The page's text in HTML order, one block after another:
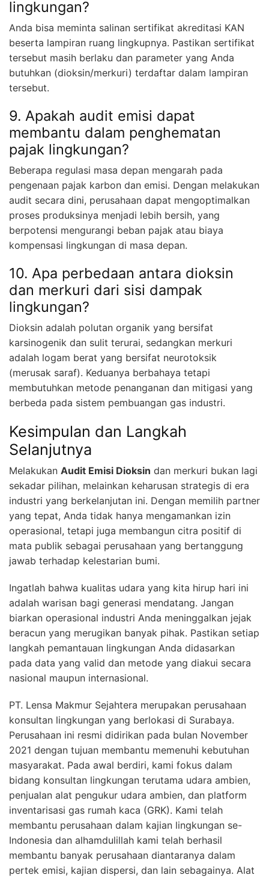
lingkungan?
Anda bisa meminta salinan sertifikat akreditasi KAN
beserta lampiran ruang lingkupnya. Pastikan sertifikat
tersebut masih berlaku dan parameter yang Anda
butuhkan (dioksin/merkuri) terdaftar dalam lampiran
tersebut.
9. Apakah audit emisi dapat
membantu dalam penghematan
pajak lingkungan?
Beberapa regulasi masa depan mengarah pada
pengenaan pajak karbon dan emisi. Dengan melakukan
audit secara dini, perusahaan dapat mengoptimalkan
proses produksinya menjadi lebih bersih, yang
berpotensi mengurangi beban pajak atau biaya
kompensasi lingkungan di masa depan.
10. Apa perbedaan antara dioksin
dan merkuri dari sisi dampak
lingkungan?
Dioksin adalah polutan organik yang bersifat
karsinogenik dan sulit terurai, sedangkan merkuri
adalah logam berat yang bersifat neurotoksik
(merusak saraf). Keduanya berbahaya tetapi
membutuhkan metode penanganan dan mitigasi yang
berbeda pada sistem pembuangan gas industri.
Kesimpulan dan Langkah
Selanjutnya
Melakukan Audit Emisi Dioksin dan merkuri bukan lagi
sekadar pilihan, melainkan keharusan strategis di era
industri yang berkelanjutan ini. Dengan memilih partner
yang tepat, Anda tidak hanya mengamankan izin
operasional, tetapi juga membangun citra positif di
mata publik sebagai perusahaan yang bertanggung
jawab terhadap kelestarian bumi.
Ingatlah bahwa kualitas udara yang kita hirup hari ini
adalah warisan bagi generasi mendatang. Jangan
biarkan operasional industri Anda meninggalkan jejak
beracun yang merugikan banyak pihak. Pastikan setiap
langkah pemantauan lingkungan Anda didasarkan
pada data yang valid dan metode yang diakui secara
nasional maupun internasional.
PT. Lensa Makmur Sejahtera merupakan perusahaan
konsultan lingkungan yang berlokasi di Surabaya.
Perusahaan ini resmi didirikan pada bulan November
2021 dengan tujuan membantu memenuhi kebutuhan
masyarakat. Pada awal berdiri, kami fokus dalam
bidang konsultan lingkungan terutama udara ambien,
penjualan alat pengukur udara ambien, dan platform
inventarisasi gas rumah kaca (GRK). Kami telah
membantu perusahaan dalam kajian lingkungan se-
Indonesia dan alhamdulillah kami telah berhasil
membantu banyak perusahaan diantaranya dalam
pertek emisi, kajian dispersi, dan lain sebagainya. Alat